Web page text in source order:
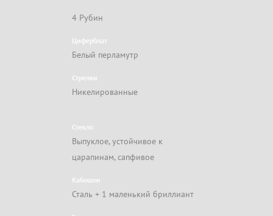
4 Рубин
Циферблат
Белый перламутр
Стрелки
Никелированные
Стекло
Выпуклое, устойчивое к
царапинам, сапфивое
Кабошон
Сталь + 1 маленький бриллиант